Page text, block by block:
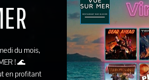
du mois,
! 🌊
en profitant